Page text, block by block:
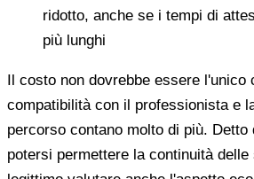
ridotto, anche se i tempi di
più lunghi
Il costo non dovrebbe essere l'unico
compatibilità con il professionista e
percorso contano molto di più. Detto
potersi permettere la continuità